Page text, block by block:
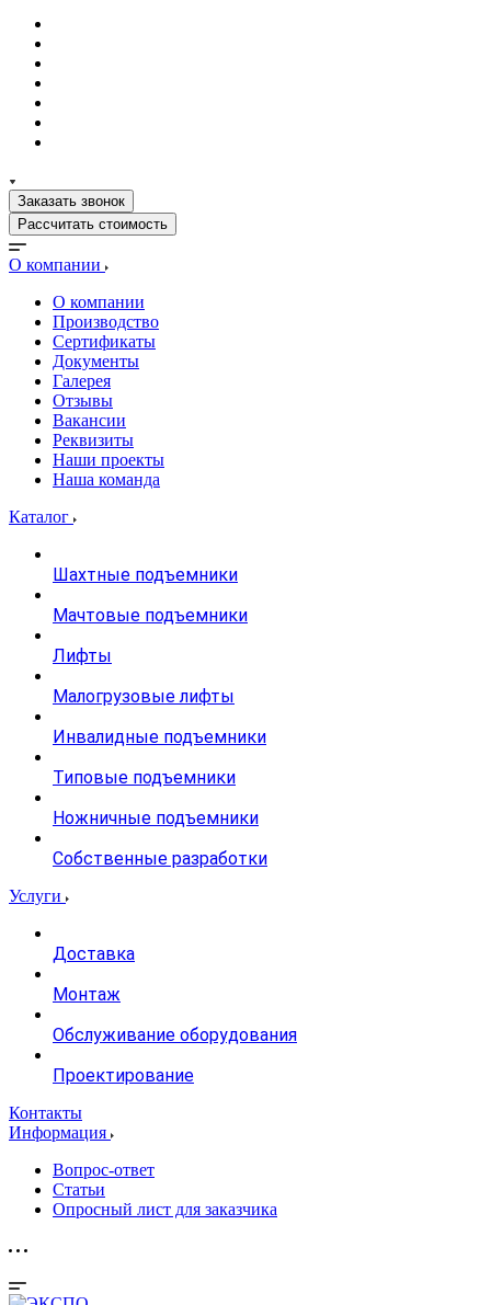
Заказать звонок
Рассчитать стоимость
О компании
О компании
Производство
Сертификаты
Документы
Галерея
Отзывы
Вакансии
Реквизиты
Наши проекты
Наша команда
Каталог
Шахтные подъемники
Мачтовые подъемники
Лифты
Малогрузовые лифты
Инвалидные подъемники
Типовые подъемники
Ножничные подъемники
Собственные разработки
Услуги
Доставка
Монтаж
Обслуживание оборудования
Проектирование
Контакты
Информация
Вопрос-ответ
Статьи
Опросный лист для заказчика